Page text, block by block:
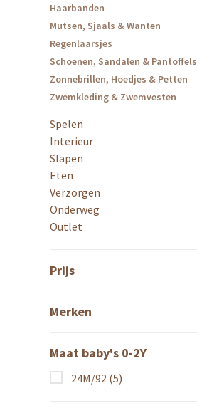
Haarbanden
Mutsen, Sjaals & Wanten
Regenlaarsjes
Schoenen, Sandalen & Pantoffels
Zonnebrillen, Hoedjes & Petten
Zwemkleding & Zwemvesten
Spelen
Interieur
Slapen
Eten
Verzorgen
Onderweg
Outlet
Prijs
Merken
Maat baby's 0-2Y
24M/92 (5)